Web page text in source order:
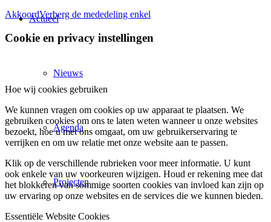
Actueel
Nieuws
Agenda
Projecten
AkkoordVerberg de mededeling enkel
Cookie en privacy instellingen
Hoe wij cookies gebruiken
We kunnen vragen om cookies op uw apparaat te plaatsen. We
gebruiken cookies om ons te laten weten wanneer u onze websites
bezoekt, hoe u met ons omgaat, om uw gebruikerservaring te
verrijken en om uw relatie met onze website aan te passen.
Klik op de verschillende rubrieken voor meer informatie. U kunt
ook enkele van uw voorkeuren wijzigen. Houd er rekening mee dat
het blokkeren van sommige soorten cookies van invloed kan zijn op
uw ervaring op onze websites en de services die we kunnen bieden.
Essentiële Website Cookies